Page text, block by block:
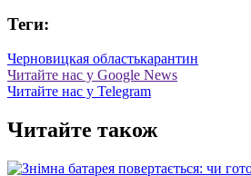
Теги:
Черновицкая областькарантин
Читайте нас у Google News
Читайте нас у Telegram
Читайте також